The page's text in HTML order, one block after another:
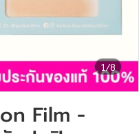
1/8
Film -